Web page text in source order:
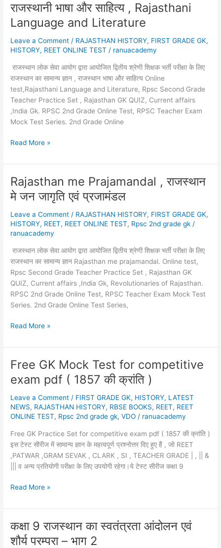
Question
Paper
राजस्थानी भाषा और साहित्य , Rajasthani
Language and Literature
Leave a Comment / RAJASTHAN HISTORY, FIRST GRADE GK,
HISTORY, REET ONLINE TEST / ranuacademy
राजस्थान लोक सेवा आयोग द्वारा आयोजित द्वितीय श्रेणी शिक्षक भर्ती परीक्षा के लिए
राजस्थान का सामान्य ज्ञान , राजस्थान भाषा और साहित्य Online
test,Rajasthani Language and Literature, Rpsc Second Grade
Teacher Practice Set , Rajasthan GK QUIZ, Current affairs
,India Gk. RPSC 2nd Grade Online Test, RPSC Teacher Exam
Mock Test Series. 2nd Grade Online
राजस्थानी
और
साहित्य
,
Rajasthani
and
Literature
Read More »
Rajasthan me Prajamandal , राजस्थान
मे जन जागृति एवं प्रजामंडल
Leave a Comment / RAJASTHAN HISTORY, FIRST GRADE GK,
HISTORY, REET, REET ONLINE TEST, Rpsc 2nd grade gk /
ranuacademy
राजस्थान लोक सेवा आयोग द्वारा आयोजित द्वितीय श्रेणी शिक्षक भर्ती परीक्षा के लिए
राजस्थान का सामान्य ज्ञान Rajasthan me prajamandal. Online test,
Rpsc Second Grade Teacher Practice Set , Rajasthan GK
QUIZ, Current affairs ,India Gk, Revolutionaries of Rajasthan.
RPSC 2nd Grade Online Test, RPSC Teacher Exam Mock Test
Series. 2nd Grade Online Test Series,
Rajasthan
Prajamandal
,
राजस्थान
मे
जागृति
एवं
Read More »
Free GK Mock Test for competitive
exam pdf ( 1857 की क्रांति )
Leave a Comment / FIRST GRADE GK, HISTORY, LATEST
NEWS, RAJASTHAN HISTORY, RBSE BOOKS, REET, REET
ONLINE TEST, Rpsc 2nd grade gk,VDO / ranuacademy
Free GK Practice Set for competitive exam pdf ( 1857 की क्रांति )
इस टेस्ट सीरीज में सामान्य ज्ञान के महत्वपूर्ण प्रश्नोत्तर दिए हुए हैं , जो REET
,PATWAR ,GRAM SEVAK , CLARK , SI , TEACHER GRADE | , || &
||| व अन्य प्रतियोगी परीक्षा के लिए उपयोगी रहेगा।ये टेस्ट सीरीज कक्षा 9
Free
Mock
for
competitive
Read More »
कक्षा 9 राजस्थान का स्वतंत्रता आंदोलन एवं
शौर्य परम्परा – भाग 2